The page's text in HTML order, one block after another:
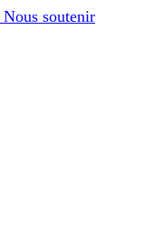
Nous soutenir